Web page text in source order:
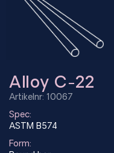
Alloy C-22
Artikelnr: 10067
Spec:
ASTM B574
Form: